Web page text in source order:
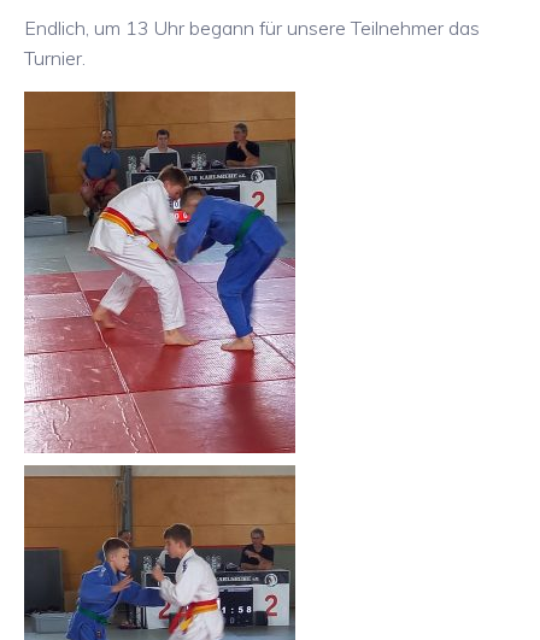
Endlich, um 13 Uhr begann für unsere Teilnehmer das
Turnier.